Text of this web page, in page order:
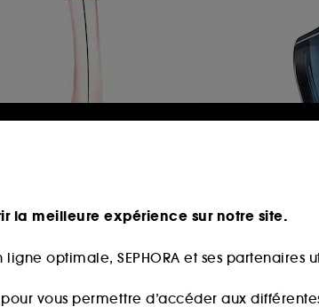
266
/100ml 177,14€
la meilleure expérience sur notre site.
optimale, SEPHORA et ses partenaires
pour vous permettre d’accéder aux